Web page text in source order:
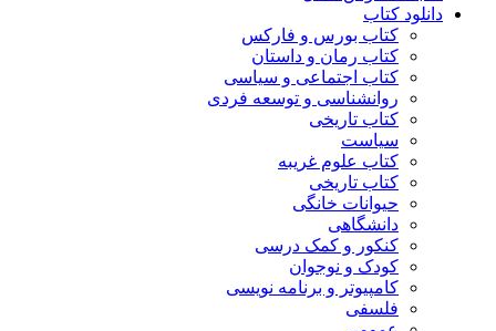
دانلود کتاب
کتاب بورس و فارکس
کتاب رمان و داستان
کتاب اجتماعی و سیاسی
روانشناسی و توسعه فردی
کتاب تاریخی
سیاست
کتاب علوم غریبه
کتاب تاریخی
حیوانات خانگی
دانشگاهی
کنکور و کمک‌ درسی
کودک و نوجوان
کامپیوتر و برنامه نویسی
فلسفی